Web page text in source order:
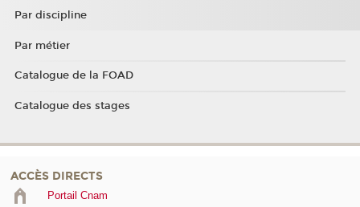
Par discipline
Par métier
Catalogue de la FOAD
Catalogue des stages
ACCÈS DIRECTS
Portail Cnam